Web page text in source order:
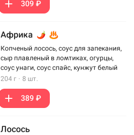
309 ₽
Африка
Копченый лосось, соус для запекания,
сыр плавленый в ломтиках, огурцы,
соус унаги, соус спайс, кунжут белый
204 г · 8 шт.
389 ₽
Лосось